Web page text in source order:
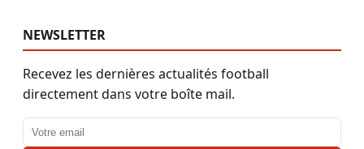
NEWSLETTER
Recevez les dernières actualités football
directement dans votre boîte mail.
Adresse email